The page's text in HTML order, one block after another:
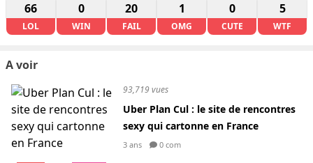
66
LOL
0
WIN
20
FAIL
1
OMG
0
CUTE
5
WTF
A voir
93,719 vues
Uber Plan Cul : le site de rencontres
sexy qui cartonne en France
3 ans 0 com